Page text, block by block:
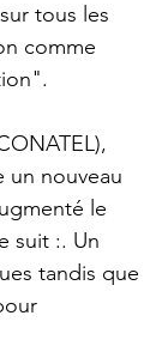
tous les
comme
un nouveau
le
suit :. Un
tandis que